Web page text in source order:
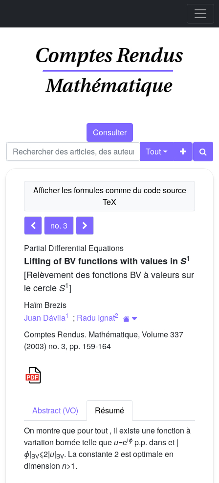
Consulter
Tout
no. 3
Partial Differential Equations
Lifting of BV functions with values in S1
[Relèvement des fonctions BV à valeurs sur
le cercle S1]
Haïm Brezis
Juan Dávila1 ; Radu Ignat2
Comptes Rendus. Mathématique, Volume 337
(2003) no. 3, pp. 159-164
Abstract (VO)
Résumé
On montre que pour tout , il existe une fonction à
variation bornéetelle queu=eiϕ p.p. danset |
ϕ|BV⩽2|u|BV. La constante 2 est optimale en
dimension n>1.